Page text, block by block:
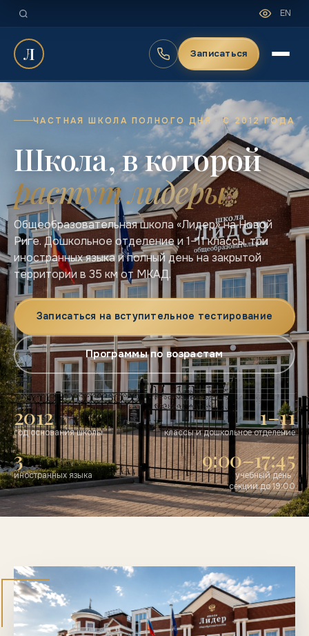
EN
Л Записаться
ЧАСТНАЯ ШКОЛА ПОЛНОГО ДНЯ · С 2012 ГОДА
Школа, в которой
растут лидеры
Общеобразовательная школа «Лидер» на Новой
Риге. Дошкольное отделение и 1–11 классы, три
иностранных языка и полный день на закрытой
территории в 35 км от МКАД.
Записаться на вступительное тестирование
Программы по возрастам
2012
год основания школы
1–11
классы и дошкольное отделение
3
иностранных языка
9:00–17:45
учебный день ·
секции до 19:00